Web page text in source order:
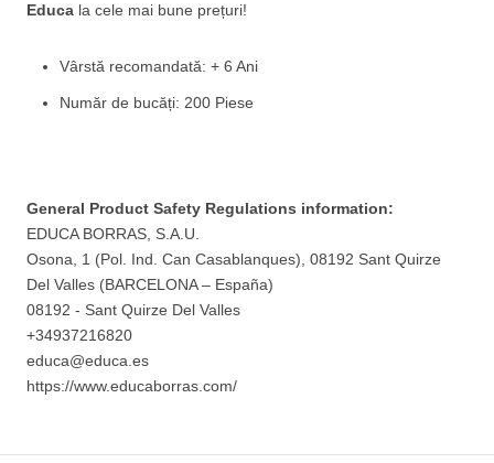
Educa la cele mai bune prețuri!
Vârstă recomandată: + 6 Ani
Număr de bucăți: 200 Piese
General Product Safety Regulations information:
EDUCA BORRAS, S.A.U.
Osona, 1 (Pol. Ind. Can Casablanques), 08192 Sant Quirze
Del Valles (BARCELONA – España)
08192 - Sant Quirze Del Valles
+34937216820
educa@educa.es
https://www.educaborras.com/